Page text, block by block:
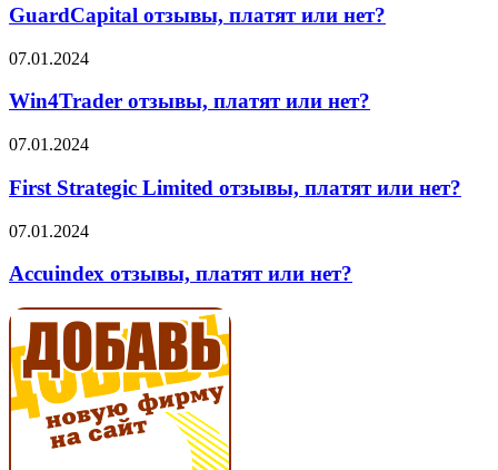
платят
или
нет?
GuardCapital отзывы, платят или нет?
Win4Trader
платят
нет?
07.01.2024
Win4Trader отзывы, платят или нет?
First
Limited
отзывы,
платят
или
нет?
07.01.2024
First Strategic Limited отзывы, платят или нет?
Accuindex
платят
нет?
07.01.2024
Accuindex отзывы, платят или нет?